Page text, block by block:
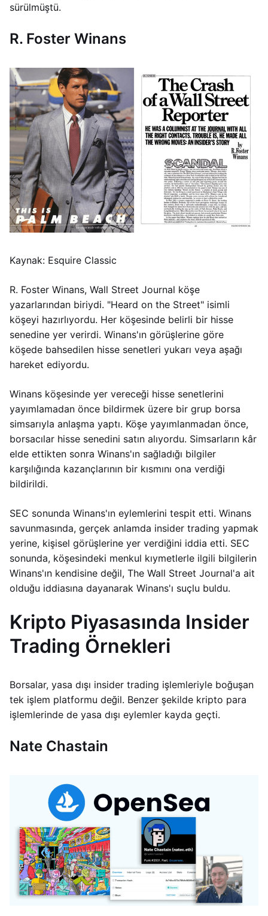
sürülmüştü.
R. Foster Winans
Kaynak: Esquire Classic
R. Foster Winans, Wall Street Journal köşe
yazarlarından biriydi. "Heard on the Street" isimli
köşeyi hazırlıyordu. Her köşesinde belirli bir hisse
senedine yer verirdi. Winans'ın görüşlerine göre
köşede bahsedilen hisse senetleri yukarı veya aşağı
hareket ediyordu.
Winans köşesinde yer vereceği hisse senetlerini
yayımlamadan önce bildirmek üzere bir grup borsa
simsarıyla anlaşma yaptı. Köşe yayımlanmadan önce,
borsacılar hisse senedini satın alıyordu. Simsarların kâr
elde ettikten sonra Winans'ın sağladığı bilgiler
karşılığında kazançlarının bir kısmını ona verdiği
bildirildi.
SEC sonunda Winans'ın eylemlerini tespit etti. Winans
savunmasında, gerçek anlamda insider trading yapmak
yerine, kişisel görüşlerine yer verdiğini iddia etti. SEC
sonunda, köşesindeki menkul kıymetlerle ilgili bilgilerin
Winans'ın kendisine değil, The Wall Street Journal'a ait
olduğu iddiasına dayanarak Winans'ı suçlu buldu.
Kripto Piyasasında Insider
Trading Örnekleri
Borsalar, yasa dışı insider trading işlemleriyle boğuşan
tek işlem platformu değil. Benzer şekilde kripto para
işlemlerinde de yasa dışı eylemler kayda geçti.
Nate Chastain